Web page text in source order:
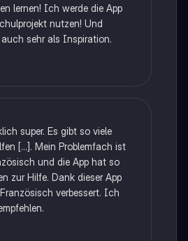
lernen! Ich werde die App
nutzen! Und
sehr als Inspiration.
super. Es gibt so viele
[...]. Mein Problemfach ist
und die App hat so
zur Hilfe. Dank dieser App
verbessert. Ich